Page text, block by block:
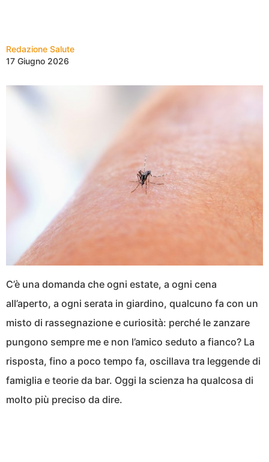
Redazione Salute
17 Giugno 2026
C’è una domanda che ogni estate, a ogni cena
all’aperto, a ogni serata in giardino, qualcuno fa con un
misto di rassegnazione e curiosità: perché le zanzare
pungono sempre me e non l’amico seduto a fianco? La
risposta, fino a poco tempo fa, oscillava tra leggende di
famiglia e teorie da bar. Oggi la scienza ha qualcosa di
molto più preciso da dire.